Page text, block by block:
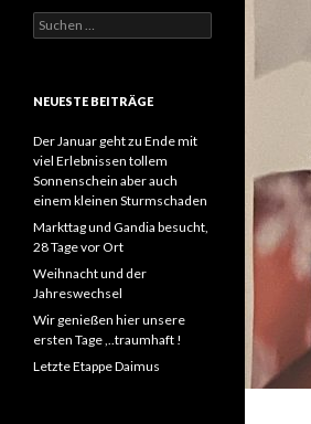
Suchen
nach:
NEUESTE BEITRÄGE
Der Januar geht zu Ende mit
viel Erlebnissen tollem
Sonnenschein aber auch
einem kleinen Sturmschaden
Markttag und Gandia besucht,
28 Tage vor Ort
Weihnacht und der
Jahreswechsel
Wir genießen hier unsere
ersten Tage ,..traumhaft !
Letzte Etappe Daimus